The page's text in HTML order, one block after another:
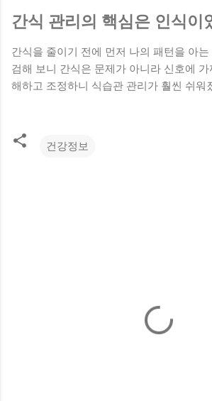
간식 관리의 핵심은 인식이
간식을 줄이기 전에 먼저 나의 패턴을 아
검해 보니 간식은 문제가 아니라 신호에
해하고 조정하니 식습관 관리가 훨씬 쉬워
건강정보